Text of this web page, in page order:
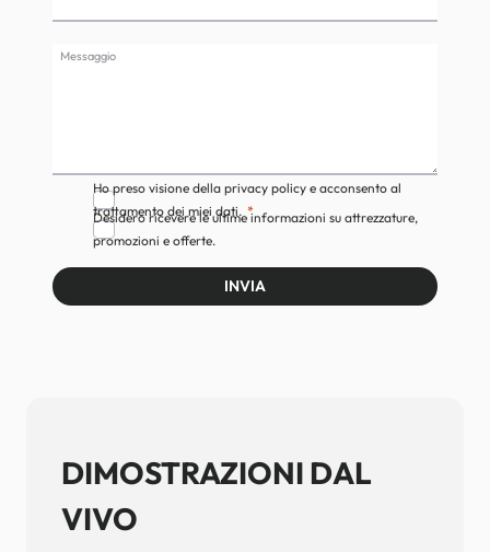
Messaggio
Ho preso visione della privacy policy e acconsento al
trattamento dei miei dati.
Desidero ricevere le ultime informazioni su attrezzature,
promozioni e offerte.
INVIA
DIMOSTRAZIONI DAL
VIVO